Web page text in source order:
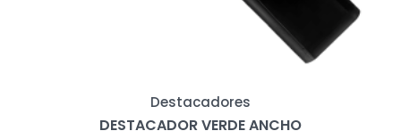
Destacadores
DESTACADOR VERDE ANCHO